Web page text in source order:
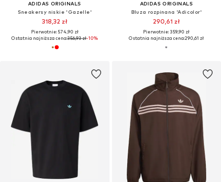
ADIDAS ORIGINALS
Sneakersy niskie 'Gazelle'
318,32 zł
Pierwotnie: 574,90 zł
Ostatnia najniższa cena:356,93 zł-10%
ADIDAS ORIGINALS
Bluza rozpinana 'Adicolor'
290,61 zł
Pierwotnie: 359,90 zł
Ostatnia najniższa cena:290,61 zł